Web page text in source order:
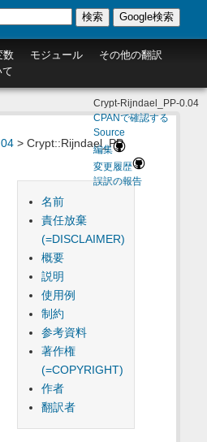
数 モジュール
その他の翻訳
検索 Google検索
> Crypt::Rijndael_PP
Crypt-Rijndael_PP-0.04
CPANで確認する
Source
編集
変更履歴
誤訳の報告
名前
責任放棄
(=DISCLAIMER)
概要
説明
使用例
制約
参考資料
著作権
(=COPYRIGHT)
作者
翻訳者